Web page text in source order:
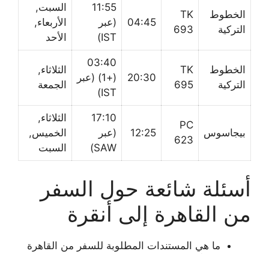
الخطوط
التركية
TK
693
04:45
11:55
(عبر
IST)
السبت,
الأربعاء,
الأحد
الخطوط
التركية
TK
695
20:30
03:40
(+1) (عبر
IST)
الثلاثاء,
الجمعة
بيجاسوس
PC
623
12:25
17:10
(عبر
SAW)
الثلاثاء,
الخميس,
السبت
أسئلة شائعة حول السفر
من القاهرة إلى أنقرة
ما هي المستندات المطلوبة للسفر من القاهرة